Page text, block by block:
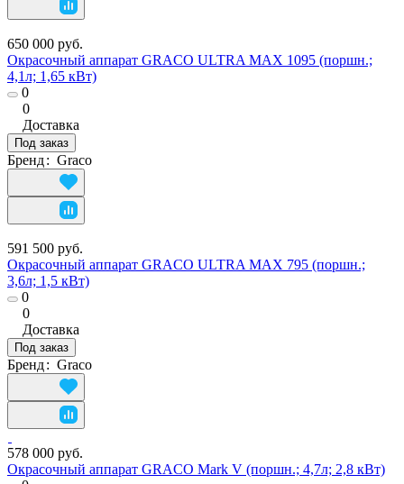
650 000 руб.
Окрасочный аппарат GRACO ULTRA MAX 1095 (поршн.;
4,1л; 1,65 кВт)
0
0
Доставка
Под заказ
Бренд: Graco
591 500 руб.
Окрасочный аппарат GRACO ULTRA MAX 795 (поршн.;
3,6л; 1,5 кВт)
0
0
Доставка
Под заказ
Бренд: Graco
578 000 руб.
Окрасочный аппарат GRACO Mark V (поршн.; 4,7л; 2,8 кВт)